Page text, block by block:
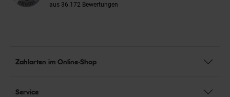
aus 36.172 Bewertungen
Zahlarten im Online-Shop
Service